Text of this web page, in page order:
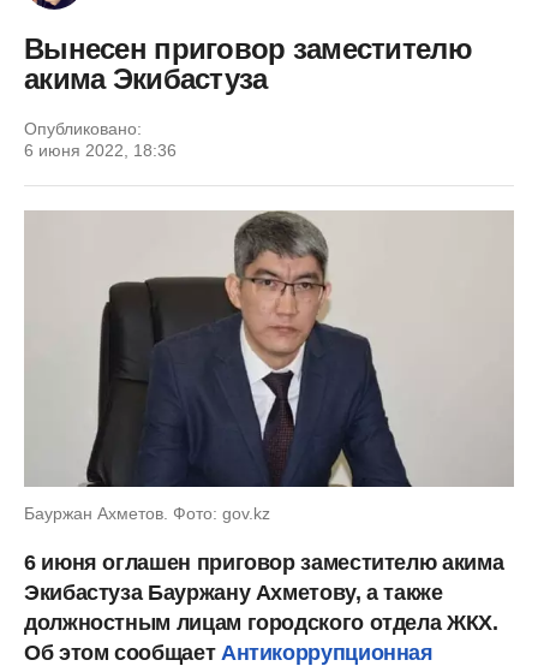
Вынесен приговор заместителю
акима Экибастуза
Опубликовано:
6 июня 2022, 18:36
Бауржан Ахметов. Фото: gov.kz
6 июня оглашен приговор заместителю акима
Экибастуза Бауржану Ахметову, а также
должностным лицам городского отдела ЖКХ.
Об этом сообщает Антикоррупционная